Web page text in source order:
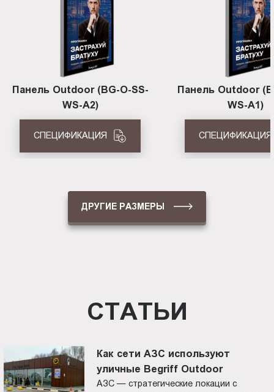
Панель Outdoor (BG-O-SS-
WS-A2)
СПЕЦИФИКАЦИЯ
Панель Outdoor
WS-A1)
СПЕЦИФИКАЦИЯ
ДРУГИЕ РАЗМЕРЫ
СТАТЬИ
Как сети АЗС используют
уличные Begriff Outdoor
АЗС — стратегические локации с